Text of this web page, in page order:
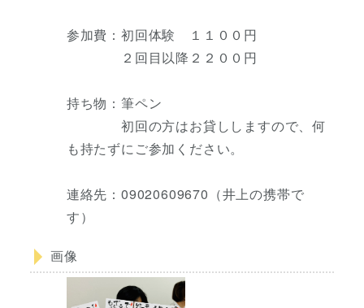
参加費：初回体験 １１００円
２回目以降２２００円
持ち物：筆ペン
初回の方はお貸ししますので、何
も持たずにご参加ください。
連絡先：09020609670（井上の携帯で
す）
画像